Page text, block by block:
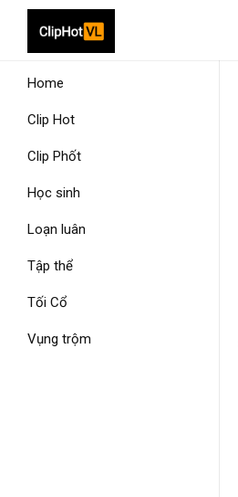
Home
Clip Hot
Clip Phốt
Học sinh
Loạn luân
Tập thể
Tối Cổ
Vụng trộm